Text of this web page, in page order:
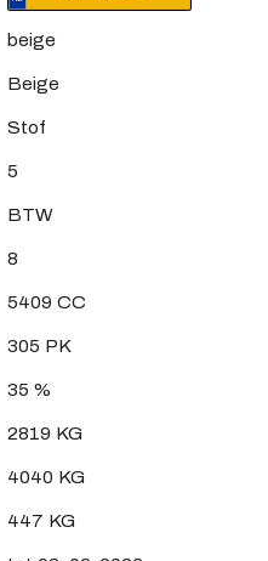
beige
Beige
Stof
5
BTW
8
5409 CC
305 PK
35 %
2819 KG
4040 KG
447 KG